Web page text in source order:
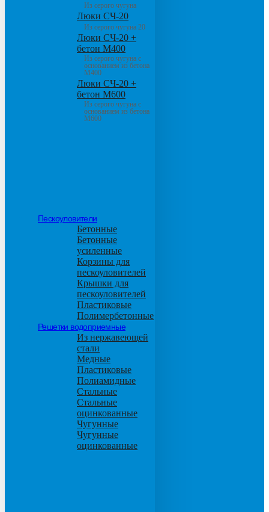
Из серого чугуна
Люки СЧ-20
Из серого чугуна 20
Люки СЧ-20 +
бетон М400
Из серого чугуна с
основанием из бетона
М400
Люки СЧ-20 +
бетон М600
Из серого чугуна с
основанием из бетона
М600
Пескоуловители
Бетонные
Бетонные
усиленные
Корзины для
пескоуловителей
Крышки для
пескоуловителей
Пластиковые
Полимербетонные
Решетки водоприемные
Из нержавеющей
стали
Медные
Пластиковые
Полиамидные
Стальные
Стальные
оцинкованные
Чугунные
Чугунные
оцинкованные